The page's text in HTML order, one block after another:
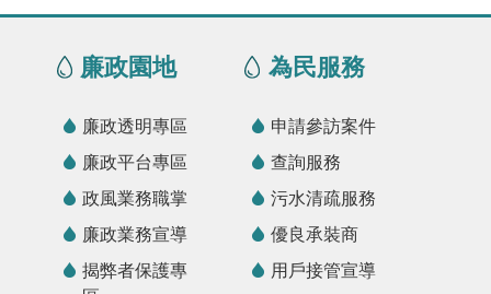
廉政園地
廉政透明專區
廉政平台專區
政風業務職掌
廉政業務宣導
揭弊者保護專
為民服務
申請參訪案件
查詢服務
污水清疏服務
優良承裝商
用戶接管宣導